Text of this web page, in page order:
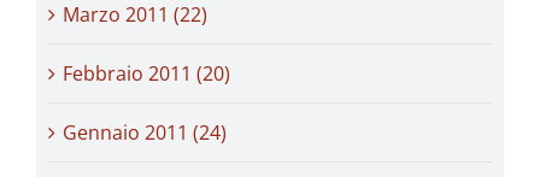
Marzo 2011 (22)
Febbraio 2011 (20)
Gennaio 2011 (24)